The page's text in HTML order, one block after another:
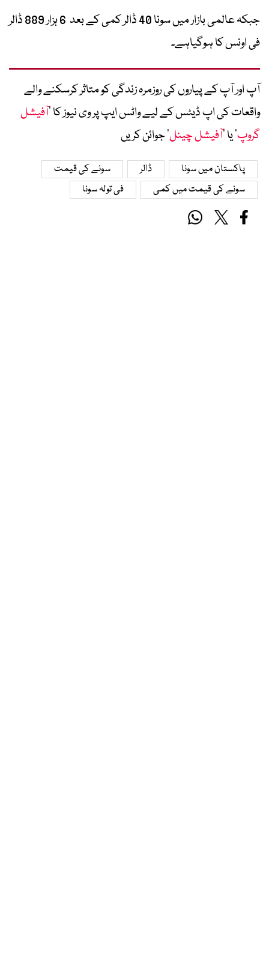
جبکہ عالمی بازار میں سونا 40 ڈالر کمی کے بعد 6 ہزار 889 ڈالر
فی اونس کا ہوگیاہے۔
آپ اور آپ کے پیاروں کی روزمرہ زندگی کو متاثر کرسکنے والے
واقعات کی اپ ڈیٹس کے لیے واٹس ایپ پر وی نیوز کا ’آفیشل
گروپ‘ یا ’آفیشل چینل‘ جوائن کریں
پاکستان میں سونا ڈالر
سونے کی قیمت
سونے کی قیمت میں کمی
فی تولہ سونا